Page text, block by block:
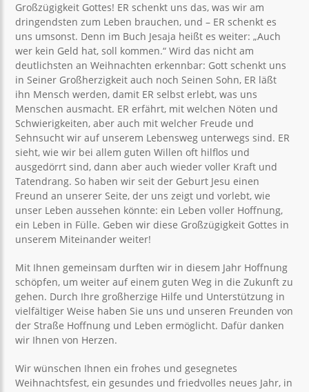
Großzügigkeit Gottes! ER schenkt uns das, was wir am
dringendsten zum Leben brauchen, und – ER schenkt es
uns umsonst. Denn im Buch Jesaja heißt es weiter: „Auch
wer kein Geld hat, soll kommen.“ Wird das nicht am
deutlichsten an Weihnachten erkennbar: Gott schenkt uns
in Seiner Großherzigkeit auch noch Seinen Sohn, ER läßt
ihn Mensch werden, damit ER selbst erlebt, was uns
Menschen ausmacht. ER erfährt, mit welchen Nöten und
Schwierigkeiten, aber auch mit welcher Freude und
Sehnsucht wir auf unserem Lebensweg unterwegs sind. ER
sieht, wie wir bei allem guten Willen oft hilflos und
ausgedörrt sind, dann aber auch wieder voller Kraft und
Tatendrang. So haben wir seit der Geburt Jesu einen
Freund an unserer Seite, der uns zeigt und vorlebt, wie
unser Leben aussehen könnte: ein Leben voller Hoffnung,
ein Leben in Fülle. Geben wir diese Großzügigkeit Gottes in
unserem Miteinander weiter!
Mit Ihnen gemeinsam durften wir in diesem Jahr Hoffnung
schöpfen, um weiter auf einem guten Weg in die Zukunft zu
gehen. Durch Ihre großherzige Hilfe und Unterstützung in
vielfältiger Weise haben Sie uns und unseren Freunden von
der Straße Hoffnung und Leben ermöglicht. Dafür danken
wir Ihnen von Herzen.
Wir wünschen Ihnen ein frohes und gesegnetes
Weihnachtsfest, ein gesundes und friedvolles neues Jahr, in